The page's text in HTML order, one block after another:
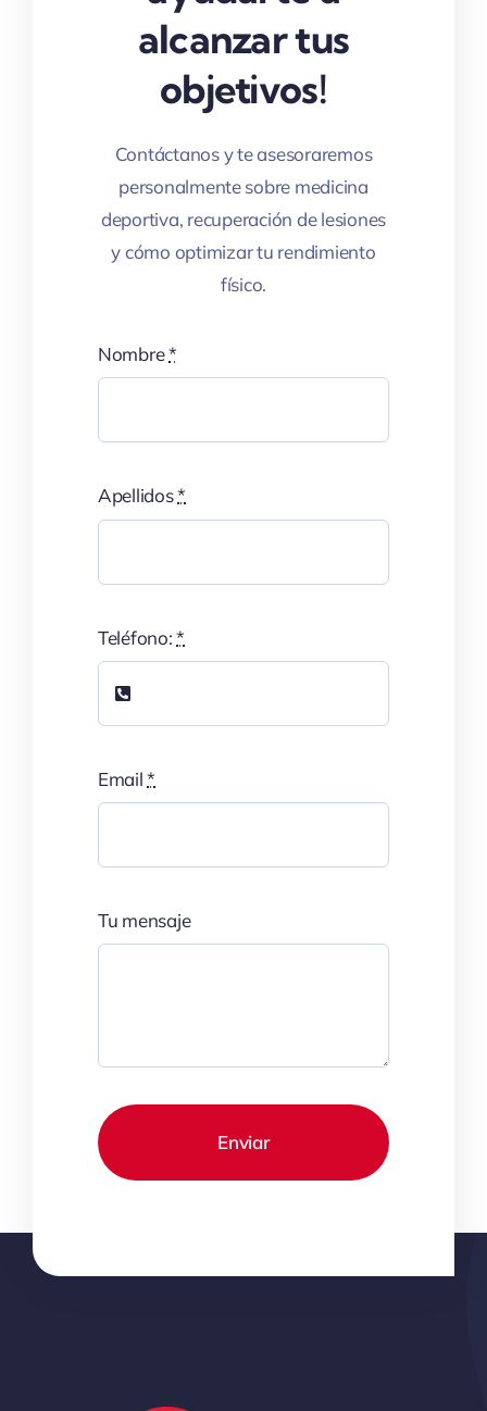
alcanzar tus
objetivos!
Contáctanos y te asesoraremos
personalmente sobre medicina
deportiva, recuperación de lesiones
y cómo optimizar tu rendimiento
físico.
Nombre*
Apellidos*
Teléfono:*
Email*
Tu mensaje
Enviar